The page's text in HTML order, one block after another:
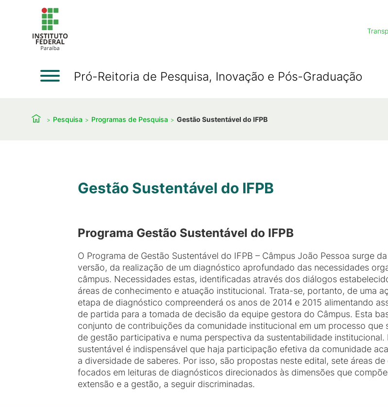
Pró-Reitoria de Pesquisa, Inovação e Pós-Graduação
Pesquisa Programas de Pesquisa Gestão Sustentável do IFPB
Gestão Sustentável do IFPB
Programa Gestão Sustentável do IFPB
O Programa de Gestão Sustentável do IFPB – Câmpus João Pessoa surge
versão, da realização de um diagnóstico aprofundado das necessidades
câmpus. Necessidades estas, identificadas através dos diálogos
áreas de conhecimento e atuação institucional. Trata-se, portanto, de uma
etapa de diagnóstico compreenderá os anos de 2014 e 2015 alimentando
de partida para a tomada de decisão da equipe gestora do Câmpus. Esta
conjunto de contribuições da comunidade institucional em um processo
de gestão participativa e numa perspectiva da sustentabilidade
sustentável é indispensável que haja participação efetiva da comunidade
a diversidade de saberes. Por isso, são propostas neste edital, sete áreas
focados em leituras de diagnósticos direcionados às dimensões que
extensão e a gestão, a seguir discriminadas.